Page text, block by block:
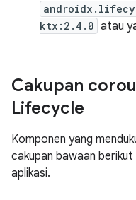
ktx:2.4.0 atau
Cakupan
Lifecycle
Komponen yang
cakupan bawaan
aplikasi.